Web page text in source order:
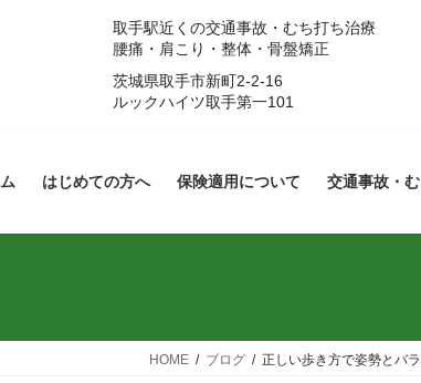
ス
ン
取手駅近くの交通事故・むち打ち治療
腰痛・肩こり・整体・骨盤矯正
茨城県取手市新町2-2-16
ルックハイツ取手第一101
はじめての方へ 保険適用について 交通事故・
HOME ブログ 正しい歩き方で姿勢とバ